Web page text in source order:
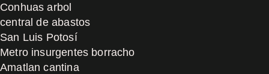
Conhuas arbol
central de abastos
San Luis Potosí
Metro insurgentes borracho
Amatlan cantina